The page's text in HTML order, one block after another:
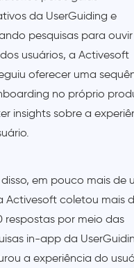
da UserGuiding e
pesquisas para ouvir
usuários, a Activesoft
oferecer uma
no próprio
insights sobre a
em pouco mais de
Activesoft coletou mais
respostas por meio das
in-app da
a experiência do